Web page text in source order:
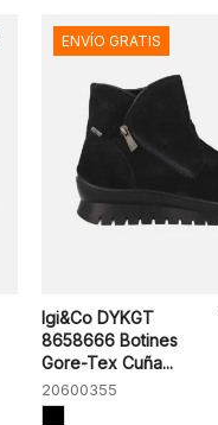
Igi&Co DYKGT
8658666 Botines
Gore-Tex Cuña...
20600355
ENVÍO GRATIS